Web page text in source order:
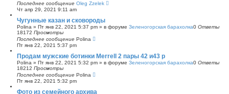
Последнее сообщение Oleg Zzelek
Чт апр 29, 2021 9:11 am
Чугунные казан и сковороды
Polina » Пт янв 22, 2021 5:37 pm » в форуме Зеленогорская барахолка0 Ответы
18172 Просмотры
Последнее сообщение Polina
Пт янв 22, 2021 5:37 pm
Продам мужские ботинки Merrell 2 пары 42 и43 р
Polina » Пт янв 22, 2021 5:32 pm » в форуме Зеленогорская барахолка0 Ответы
18212 Просмотры
Последнее сообщение Polina
Пт янв 22, 2021 5:32 pm
Фото из семейного архива